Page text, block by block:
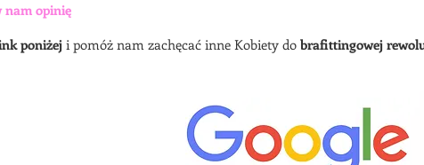
nam opinię
poniżej i pomóż nam zachęcać inne Kobiety do brafittingowej